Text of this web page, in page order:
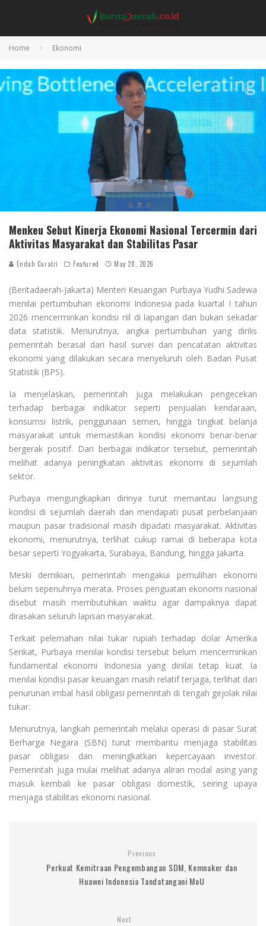
Home Ekonomi
Menkeu Sebut Kinerja Ekonomi Nasional Tercermin dari
Aktivitas Masyarakat dan Stabilitas Pasar
Endah Caratri Featured May 28, 2026
(Beritadaerah-Jakarta) Menteri Keuangan Purbaya Yudhi Sadewa
menilai pertumbuhan ekonomi Indonesia pada kuartal I tahun
2026 mencerminkan kondisi riil di lapangan dan bukan sekadar
data statistik. Menurutnya, angka pertumbuhan yang dirilis
pemerintah berasal dari hasil survei dan pencatatan aktivitas
ekonomi yang dilakukan secara menyeluruh oleh Badan Pusat
Statistik (BPS).
Ia menjelaskan, pemerintah juga melakukan pengecekan
terhadap berbagai indikator seperti penjualan kendaraan,
konsumsi listrik, penggunaan semen, hingga tingkat belanja
masyarakat untuk memastikan kondisi ekonomi benar-benar
bergerak positif. Dari berbagai indikator tersebut, pemerintah
melihat adanya peningkatan aktivitas ekonomi di sejumlah
sektor.
Purbaya mengungkapkan dirinya turut memantau langsung
kondisi di sejumlah daerah dan mendapati pusat perbelanjaan
maupun pasar tradisional masih dipadati masyarakat. Aktivitas
ekonomi, menurutnya, terlihat cukup ramai di beberapa kota
besar seperti Yogyakarta, Surabaya, Bandung, hingga Jakarta.
Meski demikian, pemerintah mengakui pemulihan ekonomi
belum sepenuhnya merata. Proses penguatan ekonomi nasional
disebut masih membutuhkan waktu agar dampaknya dapat
dirasakan seluruh lapisan masyarakat.
Terkait pelemahan nilai tukar rupiah terhadap dolar Amerika
Serikat, Purbaya menilai kondisi tersebut belum mencerminkan
fundamental ekonomi Indonesia yang dinilai tetap kuat. Ia
menilai kondisi pasar keuangan masih relatif terjaga, terlihat dari
penurunan imbal hasil obligasi pemerintah di tengah gejolak nilai
tukar.
Menurutnya, langkah pemerintah melalui operasi di pasar Surat
Berharga Negara (SBN) turut membantu menjaga stabilitas
pasar obligasi dan meningkatkan kepercayaan investor.
Pemerintah juga mulai melihat adanya aliran modal asing yang
masuk kembali ke pasar obligasi domestik, seiring upaya
menjaga stabilitas ekonomi nasional.
Previous
Perkuat Kemitraan Pengembangan SDM, Kemnaker dan
Huawei Indonesia Tandatangani MoU
Next